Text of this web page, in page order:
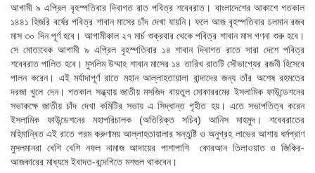
আগামী ৯ এপ্রিল বৃহস্পতিবার দিবাগত রাত পবিত্র শবেবরাত। বাংলাদেশের আকাশে গতকাল
১৪৪১ হিজরি বর্ষের পবিত্র শাবান মাসের চাঁদ দেখা যায়নি। ফলে আজ বৃহস্পতিবার চলমান রজব
মাস ৩০ দিন পূর্ণ হবে। আগামীকাল ২৭ মার্চ শুক্রবার থেকে পবিত্র শাবান মাস গণনা শুরু হবে।
সে মোতাবেক আগামী ৯ এপ্রিল বৃহস্পতিবার ১৪ শাবান দিবাগত রাতে সারা দেশে পবিত্র
শবেবরাত পালিত হবে। মুসলিম উম্মাহ শাবান মাসের ১৪ তারিখ রাতটি সৌভাগ্যের রজনী হিসেবে
পালন করেন। এই মর্যাদাপূর্ণ রাতে মহান আল্লাহতায়ালা বান্দাদের জন্য তাঁর অশেষ রহমতের
দরজা খুলে দেন। গতকাল সন্ধ্যায় জাতীয় মসজিদ বায়তুল মোকাররমের ইসলামিক ফাউন্ডেশনের
সভাকক্ষে জাতীয় চাঁদ দেখা কমিটির সভায় এ সিদ্ধান্ত গৃহীত হয়। এতে সভাপতিত্ব করেন
ইসলামিক ফাউন্ডেশনের মহাপরিচালক (অতিরিক্ত সচিব) আনিস মাহমুদ। শবেবরাতের
মহিমান্বিত এই রাতে পরম করুণাময় আল্লাহতায়ালার সন্তুষ্টি ও অনুগ্রহ লাভের আশায় ধর্মপ্রাণ
মুসলমানরা বেশি বেশি নফল নামাজ আদায়ের পাশাপাশি কোরআন তিলাওয়াত ও জিকির-
আজকারের মাধ্যমে ইবাদত-বন্দেগিতে মশগুল থাকবেন।